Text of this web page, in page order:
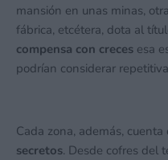
mansión en unas minas,
fábrica, etcétera, dota al
compensa con creces esa
podrían considerar
Cada zona, además, cuenta
secretos. Desde cofres del